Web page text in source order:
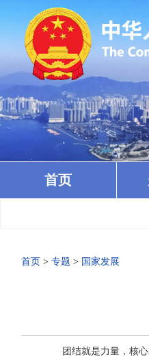
首页
首页 > 专题 > 国家发展
团结就是力量，核心